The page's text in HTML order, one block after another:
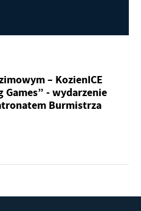
– KozienICE
Games” - wydarzenie
Burmistrza